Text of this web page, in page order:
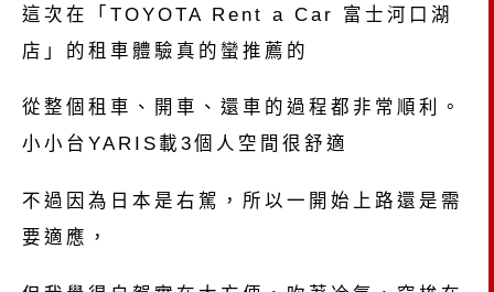
這次在「TOYOTA Rent a Car 富士河口湖
店」的租車體驗真的蠻推薦的
從整個租車、開車、還車的過程都非常順利。
小小台YARIS載3個人空間很舒適
不過因為日本是右駕，所以一開始上路還是需
要適應，